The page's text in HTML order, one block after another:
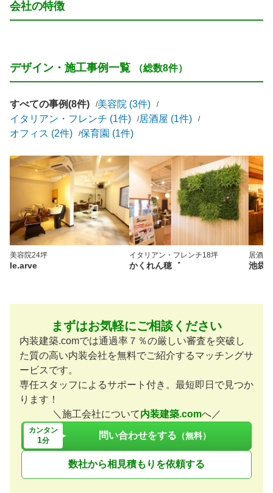
会社の特徴
デザイン・施工事例一覧 （総数8件）
すべての事例(8件)
美容院 (3件)
イタリアン・フレンチ (1件)
居酒屋 (1件)
オフィス (2件)
保育園 (1件)
美容院24坪
le.arve
イタリアン・フレンチ18坪
かくれん穂゛
居酒屋
池袋
まずはお気軽にご相談ください
内装建築.comでは通過率７％の厳しい審査を突破し
た質の高い内装会社を無料でご紹介するマッチングサ
ービスです。
専任スタッフによるサポート付き。最短即日で見つか
ります！
＼施工会社について内装建築.comへ／
カンタン
1分 問い合わせをする （無料）
数社から相見積もりを依頼する